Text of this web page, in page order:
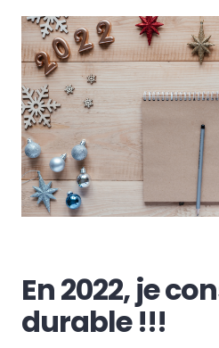
En 2022, je
durable !!!